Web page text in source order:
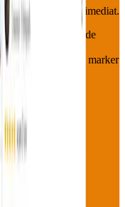
: pornim imediat.
în funcție de
biochimie, EKG, marker